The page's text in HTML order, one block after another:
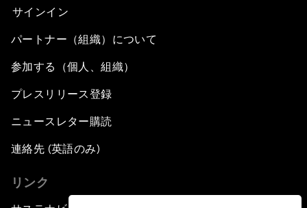
サインイン
パートナー（組織）について
参加する（個人、組織）
プレスリリース登録
ニュースレター購読
連絡先 (英語のみ)
リンク